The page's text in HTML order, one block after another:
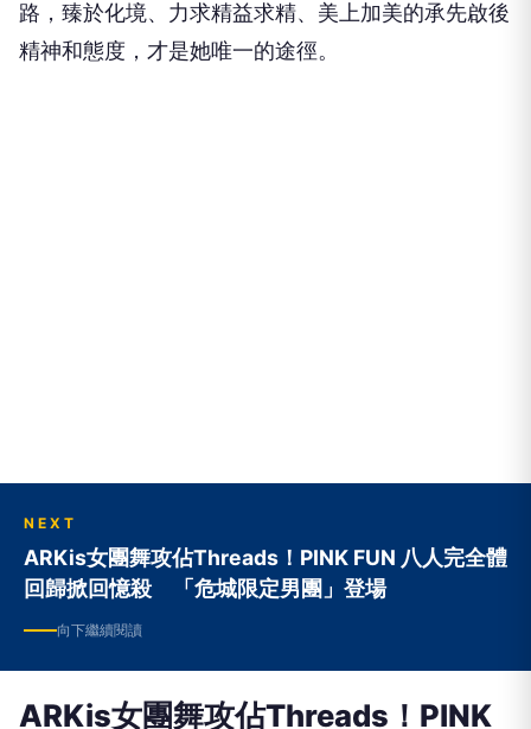
路，臻於化境、力求精益求精、美上加美的承先啟後
精神和態度，才是她唯一的途徑。
NEXT
ARKis女團舞攻佔Threads！PINK FUN 八人完全體
回歸掀回憶殺 「危城限定男團」登場
向下繼續閱讀
ARKis女團舞攻佔Threads！PINK